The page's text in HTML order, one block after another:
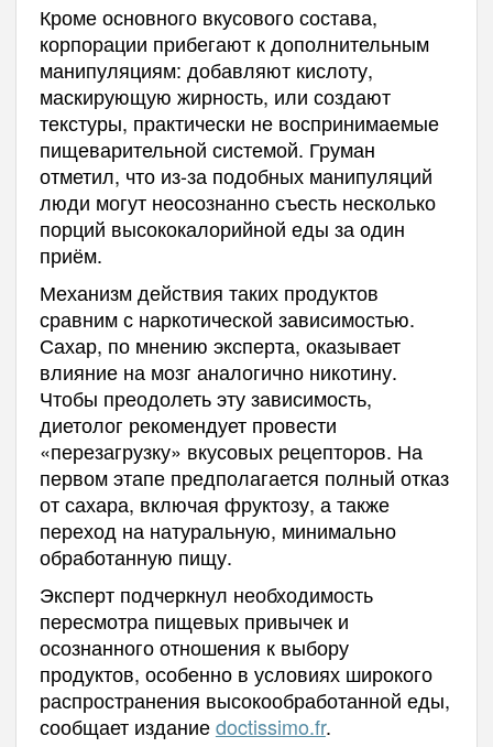
Кроме основного вкусового состава,
корпорации прибегают к дополнительным
манипуляциям: добавляют кислоту,
маскирующую жирность, или создают
текстуры, практически не воспринимаемые
пищеварительной системой. Груман
отметил, что из-за подобных манипуляций
люди могут неосознанно съесть несколько
порций высококалорийной еды за один
приём.
Механизм действия таких продуктов
сравним с наркотической зависимостью.
Сахар, по мнению эксперта, оказывает
влияние на мозг аналогично никотину.
Чтобы преодолеть эту зависимость,
диетолог рекомендует провести
«перезагрузку» вкусовых рецепторов. На
первом этапе предполагается полный отказ
от сахара, включая фруктозу, а также
переход на натуральную, минимально
обработанную пищу.
Эксперт подчеркнул необходимость
пересмотра пищевых привычек и
осознанного отношения к выбору
продуктов, особенно в условиях широкого
распространения высокообработанной еды,
сообщает изданиеdoctissimo.fr.